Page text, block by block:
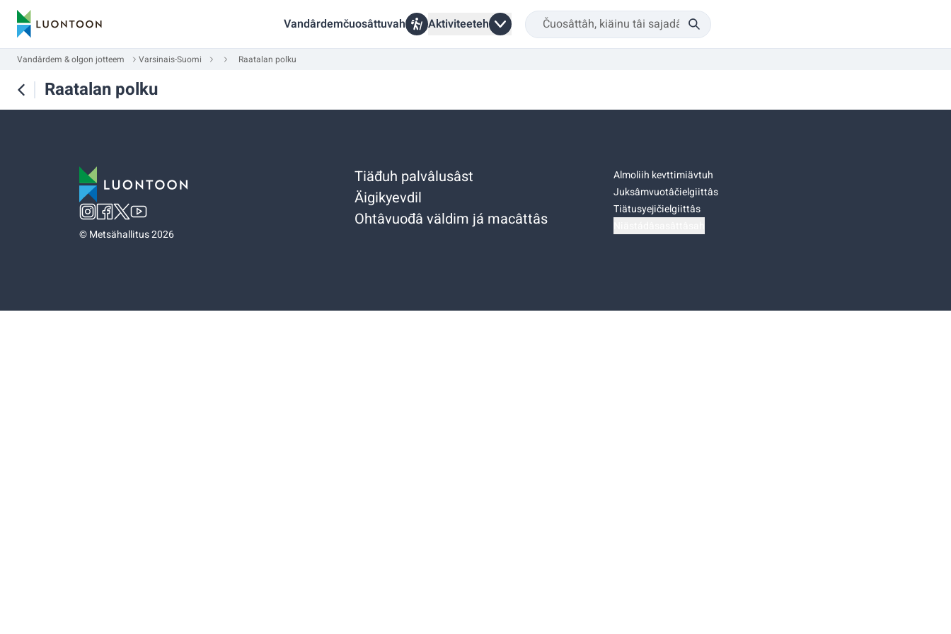
Vandârdemčuosâttuvah Aktiviteeteh
Vandârdem & olgon jotteem Varsinais-Suomi Raatalan polku
Raatalan polku
©Metsähallitus 2026
Tiäđuh palvâlusâst
Äigikyevdil
Ohtâvuođâ väldim já macâttâs
Almoliih kevttimiävtuh
Juksâmvuotâčielgiittâs
Tiätusyejičielgiittâs